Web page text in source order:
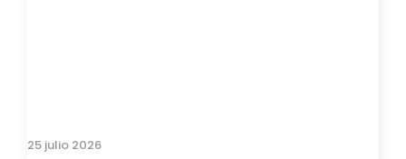
25 julio 2026